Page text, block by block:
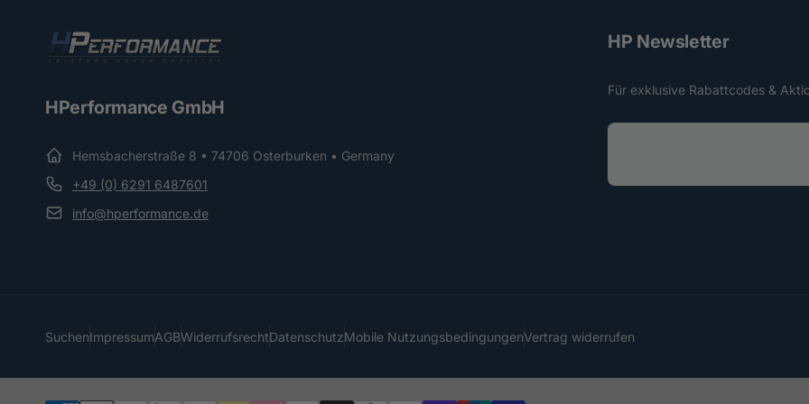
HPerformance GmbH
Hemsbacherstraße 8 • 74706 Osterburken • Germany
+49 (0) 6291 6487601
info@hperformance.de
HP Newsletter
Für exklusive Rabattcodes &
E
SuchenImpressumAGBWiderrufsrechtDatenschutzMobile NutzungsbedingungenVertrag widerrufen